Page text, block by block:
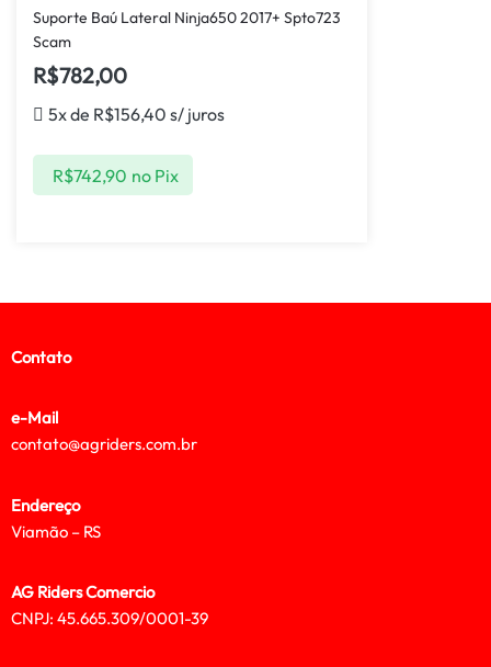
Suporte Baú Lateral Ninja650 2017+ Spto723
Scam
R$782,00
5x de R$156,40 s/ juros
R$742,90 no Pix
Contato
e-Mail
contato@agriders.com.br
Endereço
Viamão – RS
AG Riders Comercio
CNPJ: 45.665.309/0001-39